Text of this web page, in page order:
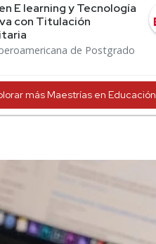
E learning y Tecnología
con Titulación
de Postgrado
más Maestrías en Educación